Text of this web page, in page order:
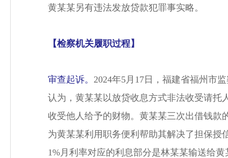
黄某某另有违法发放贷款犯罪事实略。
【检察机关履职过程】
审查起诉。 2024年5月17日，福建省福州市
认为，黄某某以放贷收息方式非法收受请托
收受他人给予的财物。黄某某三次出借钱款
为黄某某利用职务便利帮助其解决了担保
1%月利率对应的利息部分是林某某输送给